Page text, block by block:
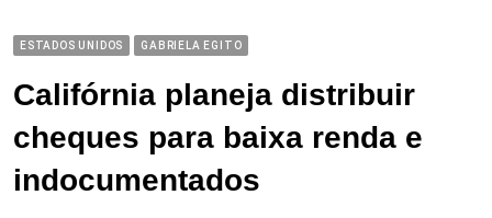
ESTADOS UNIDOS GABRIELA EGITO
Califórnia planeja distribuir
cheques para baixa renda e
indocumentados